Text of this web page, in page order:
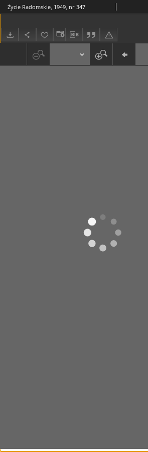
Życie Radomskie, 1949, nr 347